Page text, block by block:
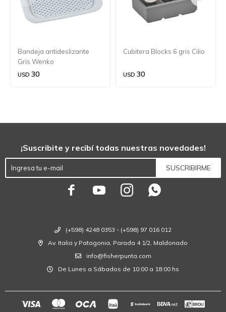
Bandeja antideslizante
Gris Wenko
USD 30
Cubitera Blocks 6 gris Cilio
USD 30
(+598) 4248 0353 - (+598) 97 016 012
Av. Italia y Patagonia, Parada 4 1/2, Maldonado
info@fisherpunta.com
De Lunes a Sábados de 10:00 a 18:00 hs
¡Suscribite y recibí todas nuestras novedades!
SUSCRIBIRME
   